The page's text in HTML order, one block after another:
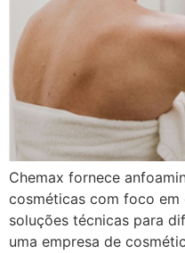
Chemax fornece
cosméticas com foco em
soluções técnicas para
uma empresa de